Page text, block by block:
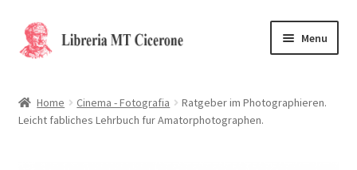
Vai
alla
Vai
al
Menu
Libri rari
Home Cinema - Fotografia
Ratgeber im Photographieren.
Leicht fabliches Lehrbuch fur Amatorphotographen.